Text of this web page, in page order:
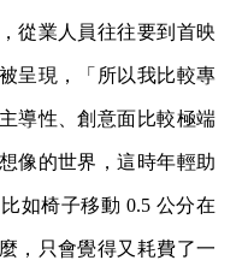
從業人員往往要到首映
呈現，「所以我比較專
導性、創意面比較極端
像的世界，這時年輕助
如椅子移動 0.5 公分在
，只會覺得又耗費了一